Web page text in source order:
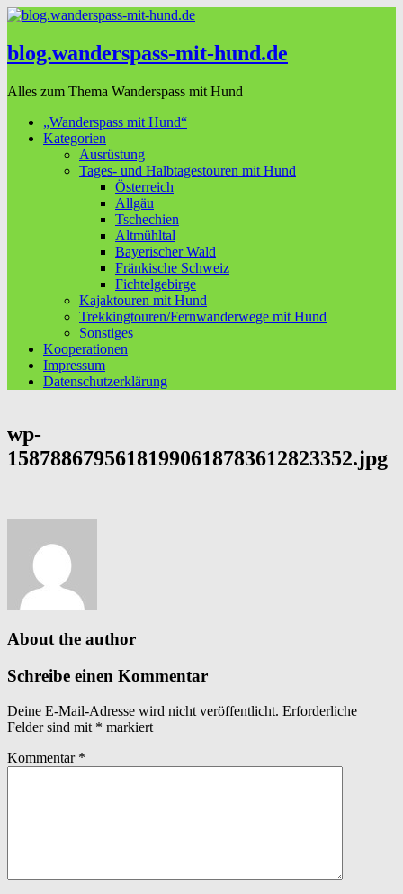
blog.wanderspass-mit-hund.de
Alles zum Thema Wanderspass mit Hund
„Wanderspass mit Hund“
Kategorien
Ausrüstung
Tages- und Halbtagestouren mit Hund
Österreich
Allgäu
Tschechien
Altmühltal
Bayerischer Wald
Fränkische Schweiz
Fichtelgebirge
Kajaktouren mit Hund
Trekkingtouren/Fernwanderwege mit Hund
Sonstiges
Kooperationen
Impressum
Datenschutzerklärung
wp-
15878867956181990618783612823352.jpg
About the author
Schreibe einen Kommentar
Deine E-Mail-Adresse wird nicht veröffentlicht. Erforderliche
Felder sind mit * markiert
Kommentar *